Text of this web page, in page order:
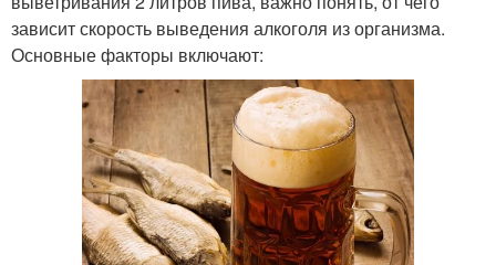
зависит скорость выведения алкоголя из организма.
Основные факторы включают: